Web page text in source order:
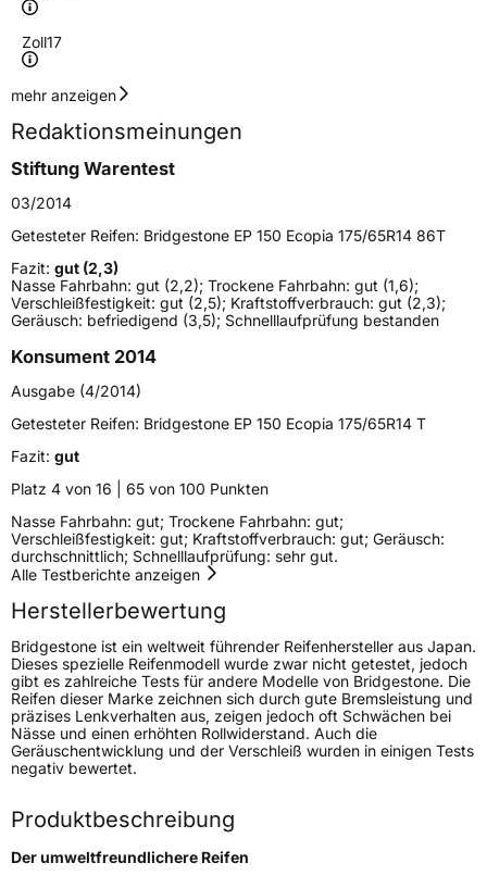
Zoll17
Geschwindigkeitsindex
Höchstgeschwindigkeit
270 km/h
Lastindex84
Höchstlast500 kg
Gewicht (in kg)
Generelle Merkmale
Fahrzeugtyp PKW
VerwendungSommerreifen
ModellnameEcopia EP 150
Fahrzeugart
Weitere Eigenschaften
SchlauchtypTL
ZustandNeureifen
FelgenschutzMFS
EU Label
EffizienzD
NasshaftungB
mehr anzeigen
Redaktionsmeinungen
Stiftung Warentest
03/2014
Getesteter Reifen: Bridgestone EP 150 Ecopia 175/65R14 86T
Fazit: gut (2,3)
Nasse Fahrbahn: gut (2,2); Trockene Fahrbahn: gut (1,6);
Verschleißfestigkeit: gut (2,5); Kraftstoffverbrauch: gut (2,3);
Geräusch: befriedigend (3,5); Schnelllaufprüfung bestanden
Konsument 2014
Ausgabe (4/2014)
Getesteter Reifen: Bridgestone EP 150 Ecopia 175/65R14 T
Fazit: gut
Platz 4 von 16 | 65 von 100 Punkten
Nasse Fahrbahn: gut; Trockene Fahrbahn: gut;
Verschleißfestigkeit: gut; Kraftstoffverbrauch: gut; Geräusch:
durchschnittlich; Schnelllaufprüfung: sehr gut.
Alle Testberichte anzeigen
Herstellerbewertung
Bridgestone ist ein weltweit führender Reifenhersteller aus Japan.
Dieses spezielle Reifenmodell wurde zwar nicht getestet, jedoch
gibt es zahlreiche Tests für andere Modelle von Bridgestone. Die
Reifen dieser Marke zeichnen sich durch gute Bremsleistung und
präzises Lenkverhalten aus, zeigen jedoch oft Schwächen bei
Nässe und einen erhöhten Rollwiderstand. Auch die
Geräuschentwicklung und der Verschleiß wurden in einigen Tests
negativ bewertet.
Produktbeschreibung
Der umweltfreundlichere Reifen